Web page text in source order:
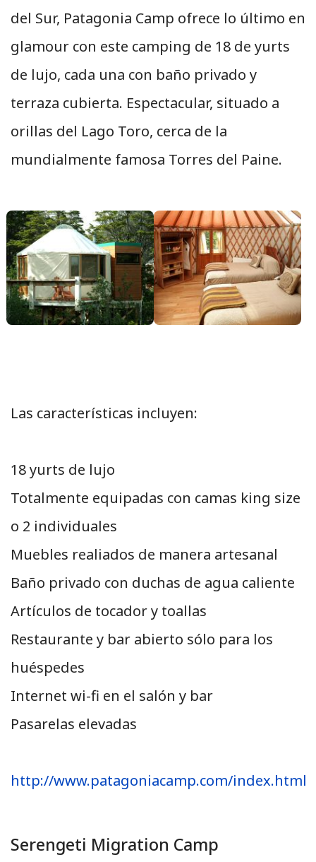
del Sur, Patagonia Camp ofrece lo último en
glamour con este camping de 18 de yurts
de lujo, cada una con baño privado y
terraza cubierta. Espectacular, situado a
orillas del Lago Toro, cerca de la
mundialmente famosa Torres del Paine.
Las características incluyen:
18 yurts de lujo
Totalmente equipadas con camas king size
o 2 individuales
Muebles realiados de manera artesanal
Baño privado con duchas de agua caliente
Artículos de tocador y toallas
Restaurante y bar abierto sólo para los
huéspedes
Internet wi-fi en el salón y bar
Pasarelas elevadas
http://www.patagoniacamp.com/index.html
Serengeti Migration Camp